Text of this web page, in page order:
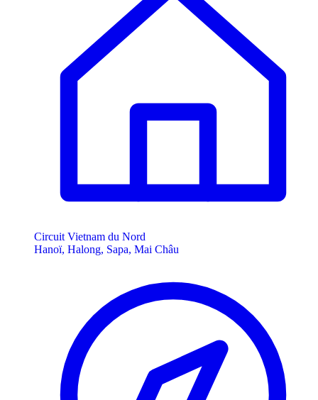
Circuit Vietnam du Nord
Hanoï, Halong, Sapa, Mai Châu